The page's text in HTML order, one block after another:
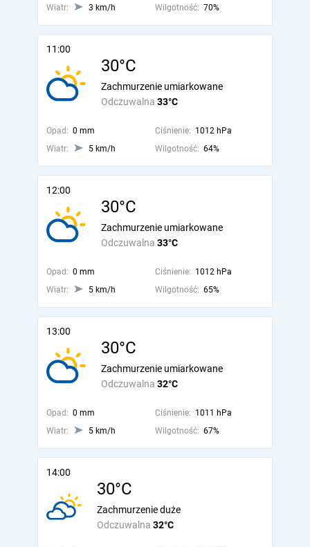
Wiatr:
3 km/h Wilgotność: 70%
11:00
30°C
Odczuwalna 33°C
Zachmurzenie umiarkowane
Opad: 0 mm Ciśnienie: 1012 hPa
Wiatr:
5 km/h Wilgotność: 64%
12:00
30°C
Odczuwalna 33°C
Zachmurzenie umiarkowane
Opad: 0 mm Ciśnienie: 1012 hPa
Wiatr:
5 km/h Wilgotność: 65%
13:00
30°C
Odczuwalna 32°C
Zachmurzenie umiarkowane
Opad: 0 mm Ciśnienie: 1011 hPa
Wiatr:
5 km/h Wilgotność: 67%
14:00
30°C
Odczuwalna 32°C
Zachmurzenie duże